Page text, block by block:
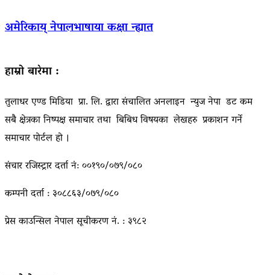
अमेरिकाय् नेपालभाषाया कक्षा न्ह्यात
हाम्रो बारेमा :
तुलाधर एण्ड मिडिया प्रा. लि. द्वारा संचालित अनलाइन न्युज नेपा डट कम
सबै क्षेत्रका निष्पक्ष समाचार तथा बिबिध विषयका लेखहरु प्रकाशन गर्ने
समाचार पोर्टल हो ।
संचार रजिस्ट्रार दर्ता नं: ००१९०/०७९/०८०
कम्पनी दर्ता : ३०८८६३/०७९/०८०
प्रेस काउन्सिल नेपाल सूचीकरण नं. : ३९८२